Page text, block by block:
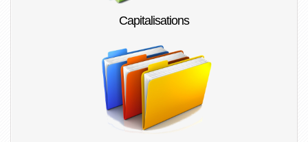
Capitalisations